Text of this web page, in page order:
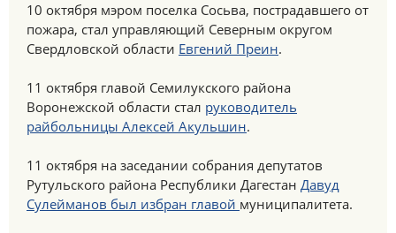
10 октября мэром поселка Сосьва, пострадавшего от
пожара, стал управляющий Северным округом
Свердловской области Евгений Преин.
11 октября главой Семилукского района
Воронежской области стал руководитель
райбольницы Алексей Акульшин.
11 октября на заседании собрания депутатов
Рутульского района Республики Дагестан Давуд
Сулейманов был избран главой муниципалитета.